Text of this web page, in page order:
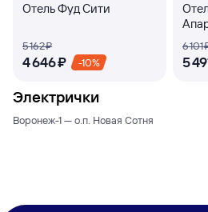
Отель Фуд Сити
5 ⁠162 ⁠₽
4 ⁠646 ⁠₽ -10%
6 ⁠101
5
Электрички
Воронеж-1 — о.п. Новая Сотня